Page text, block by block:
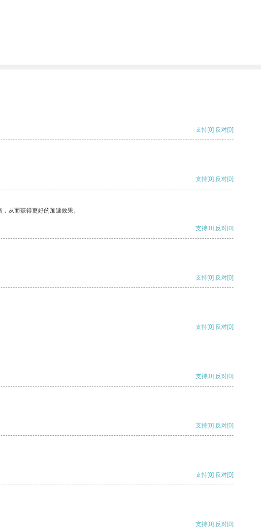
支持[0] 反对[0]
支持[0] 反对[0]
从而获得更好的加速效果。
支持[0] 反对[0]
支持[0] 反对[0]
支持[0] 反对[0]
支持[0] 反对[0]
支持[0] 反对[0]
支持[0] 反对[0]
支持[0] 反对[0]